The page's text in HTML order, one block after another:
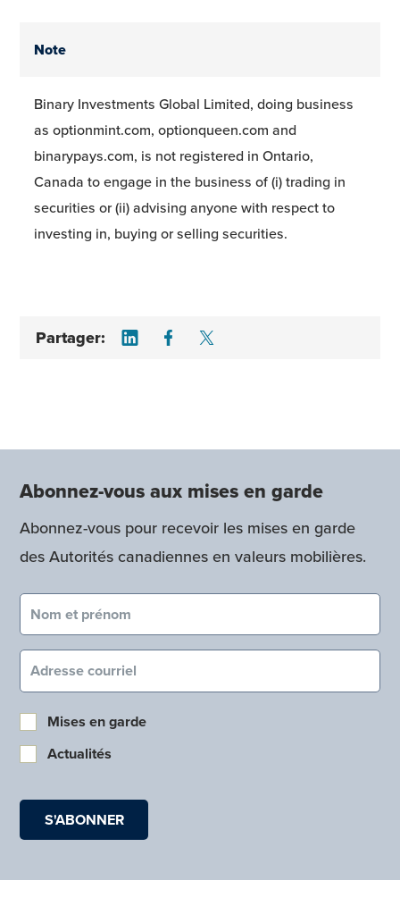
Note
Binary Investments Global Limited, doing business
as optionmint.com, optionqueen.com and
binarypays.com, is not registered in Ontario,
Canada to engage in the business of (i) trading in
securities or (ii) advising anyone with respect to
investing in, buying or selling securities.
Partager: Share on LinkedIn
Share on Facebook
Abonnez-vous aux mises en garde
Abonnez-vous pour recevoir les mises en garde
des Autorités canadiennes en valeurs mobilières.
Nom et prénom (obligatoire)
Courriel (obligatoire)
Mises en garde
Actualités